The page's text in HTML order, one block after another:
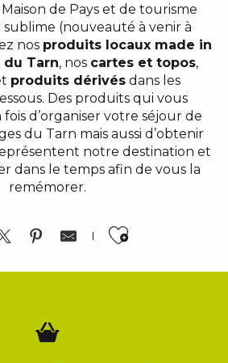
de Pays et de tourisme
(nouveauté à venir à
nos produits locaux made in
du Tarn, nos cartes et topos,
produits dérivés dans les
Des produits qui vous
d’organiser votre séjour de
du Tarn mais aussi d’obtenir
notre destination et
dans le temps afin de vous la
remémorer.
Ajouter